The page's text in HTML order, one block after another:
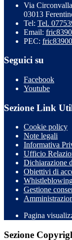
Via
03013
Tel: Tel.
Email:
PEC:
Seguici su
Facebook
Youtube
Sezione Link
Cookie policy
Note legali
Informativa
Ufficio
Dichiarazione
Obiettivi di
Gestione
Pagina
Sezione